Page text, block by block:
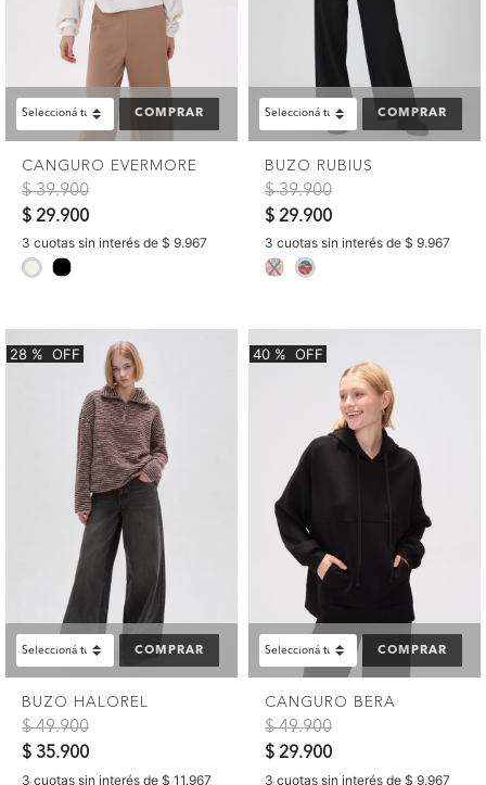
COMPRAR
CANGURO EVERMORE
Precio reducido de
$ 39.900a
$ 29.900
3 cuotas sin interés de $ 9.967
selected
COMPRAR
BUZO RUBIUS
Precio reducido de
$ 39.900a
$ 29.900
3 cuotas sin interés de $ 9.967
28 % OFF
COMPRAR
BUZO HALOREL
Precio reducido de
$ 49.900a
$ 35.900
3 cuotas sin interés de $ 11.967
40 % OFF
COMPRAR
CANGURO BERA
Precio reducido de
$ 49.900a
$ 29.900
3 cuotas sin interés de $ 9.967